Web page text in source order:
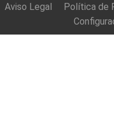
Aviso Legal Política de